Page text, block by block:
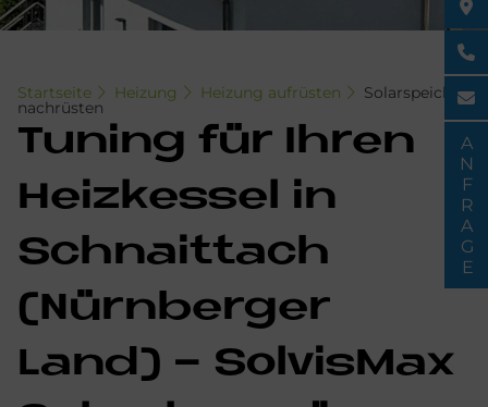
Startseite Heizung Heizung aufrüsten Solarspeicher
nachrüsten
Tu­n­ing für Ih­ren
Heiz­kes­sel in
Schnaittach
(Nürn­ber­ger
Land) - Sol­vis­Max
ANFRAGE